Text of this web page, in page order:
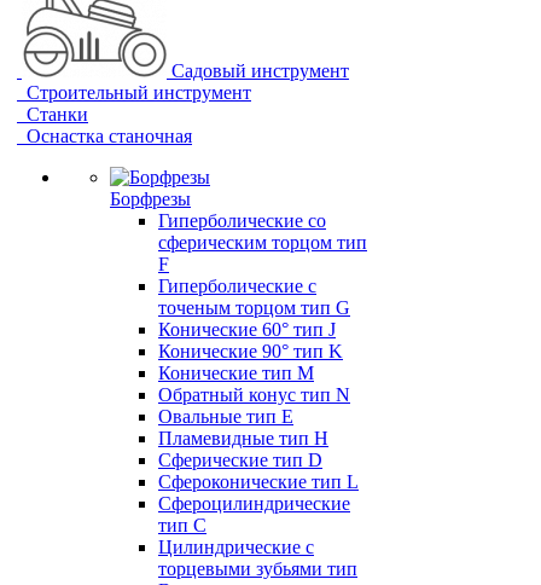
Садовый инструмент
Строительный инструмент
Станки
Оснастка станочная
Борфрезы
Гиперболические cо
сферическим торцом тип
F
Гиперболические с
точеным торцом тип G
Конические 60° тип J
Конические 90° тип K
Конические тип M
Обратный конус тип N
Овальные тип E
Пламевидные тип H
Сферические тип D
Сфероконические тип L
Сфероцилиндрические
тип C
Цилиндрические с
торцевыми зубьями тип